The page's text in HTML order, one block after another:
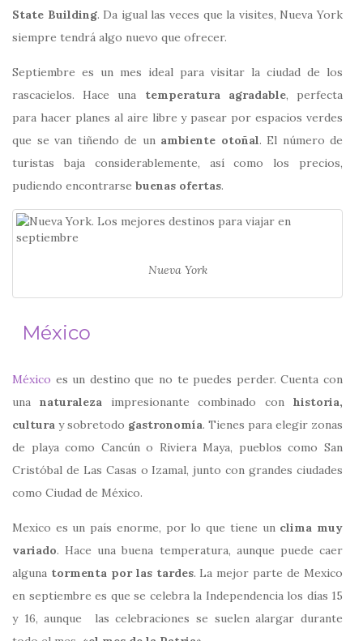
State Building. Da igual las veces que la visites, Nueva York
siempre tendrá algo nuevo que ofrecer.
Septiembre es un mes ideal para visitar la ciudad de los
rascacielos. Hace una temperatura agradable, perfecta
para hacer planes al aire libre y pasear por espacios verdes
que se van tiñendo de un ambiente otoñal. El número de
turistas baja considerablemente, así como los precios,
pudiendo encontrarse buenas ofertas.
Nueva York
México
México es un destino que no te puedes perder. Cuenta con
una naturalezaimpresionante combinado conhistoria,
cultura y sobretodo gastronomía. Tienes para elegir zonas
de playa como Cancún o Riviera Maya, pueblos como San
Cristóbal de Las Casas o Izamal, junto con grandes ciudades
como Ciudad de México.
Mexico es un país enorme, por lo que tiene un clima muy
variado. Hace una buena temperatura, aunque puede caer
alguna tormenta por las tardes. La mejor parte de Mexico
en septiembre es que se celebra la Independencia los días 15
y 16, aunque las celebraciones se suelen alargar durante